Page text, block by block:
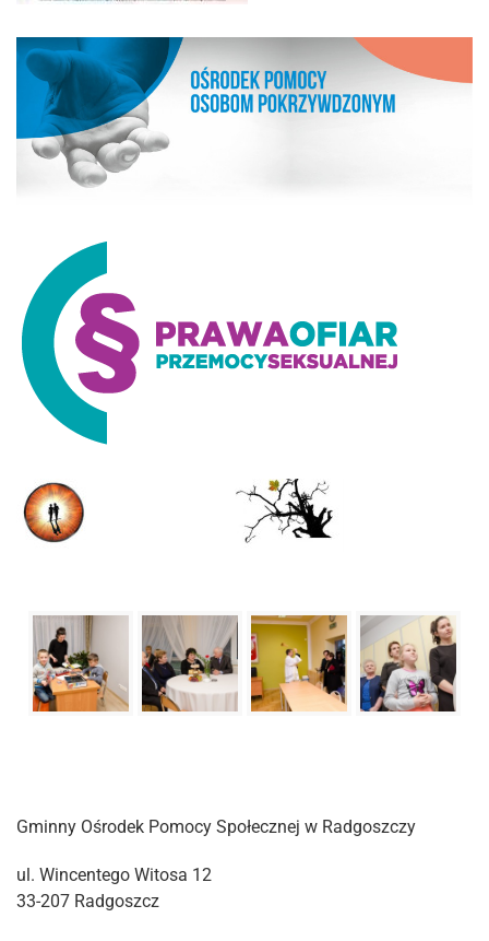
Gminny Ośrodek Pomocy Społecznej w Radgoszczy
ul. Wincentego Witosa 12
33-207 Radgoszcz